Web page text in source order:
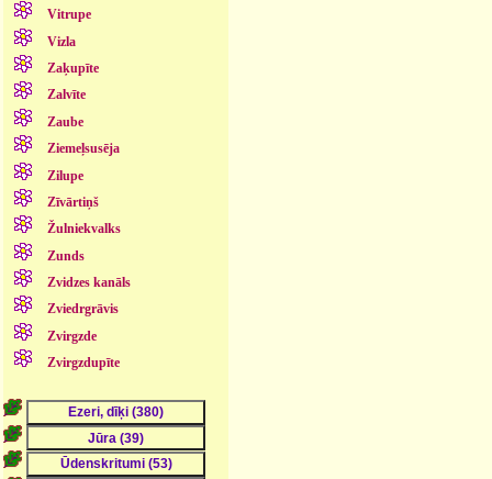
Vitrupe
Vizla
Zaķupīte
Zalvīte
Zaube
Ziemeļsusēja
Zilupe
Zīvārtiņš
Žulniekvalks
Zunds
Zvidzes kanāls
Zviedrgrāvis
Zvirgzde
Zvirgzdupīte